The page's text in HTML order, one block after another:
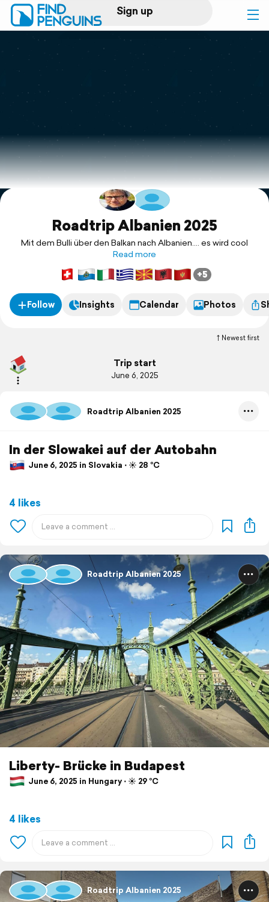
Sign up
Log in
Print a book
Flyover video
Explore
Support
Roadtrip Albanien 2025
Mit dem Bulli über den Balkan nach Albanien…. es wird cool
Read more
+5
Follow Insights Calendar Photos
Newest first
Trip start
June 6, 2025
Roadtrip Albanien 2025
In der Slowakei auf der Autobahn
June 6, 2025 in Slovakia ⋅ ☀️ 28 °C
4 likes
Roadtrip Albanien 2025
Liberty- Brücke in Budapest
June 6, 2025 in Hungary ⋅ ☀️ 29 °C
4 likes
Roadtrip Albanien 2025